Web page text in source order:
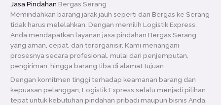
Jasa Pindahan Bergas Serang
Memindahkan barang jarak jauh seperti dari Bergas ke Serang
tidak harus melelahkan. Dengan memilih Logistik Express,
Anda mendapatkan layanan jasa pindahan Bergas Serang
yang aman, cepat, dan terorganisir. Kami menangani
prosesnya secara profesional, mulai dari penjemputan,
pengiriman, hingga barang tiba di alamat tujuan.
Dengan komitmen tinggi terhadap keamanan barang dan
kepuasan pelanggan, Logistik Express selalu menjadi pilihan
tepat untuk kebutuhan pindahan pribadi maupun bisnis Anda.